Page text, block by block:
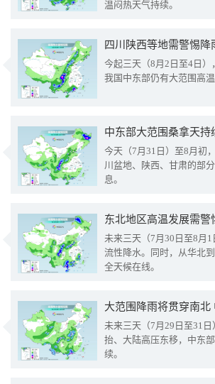
温闷热天气持续。
今起三天（8月2日至4日
我国中东部仍有大范围高
中东部大范围桑拿天
今天（7月31日）至8月初
川盆地、陕西、甘肃的部
息。
东北地区高温发展需
未来三天（7月30日至8月
流性降水。同时，从华北
全天候在线。
大范围降雨将贯穿南
未来三天（7月29日至31
抬、大陆高压东移，中东
续。